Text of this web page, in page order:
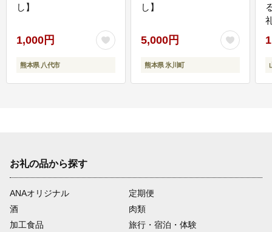
し】
1,000円
熊本県 八代市
し】
5,000円
熊本県 氷川町
お礼の品から探す
ANAオリジナル
定期便
酒
肉類
加工食品
旅行・宿泊・体験